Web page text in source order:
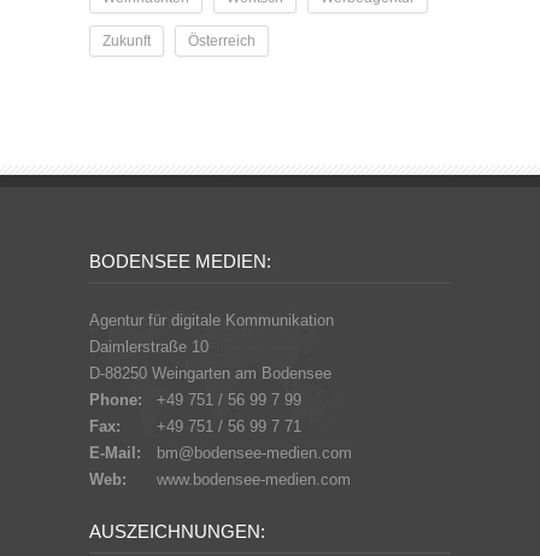
Zukunft Österreich
BODENSEE MEDIEN:
Agentur für digitale Kommunikation
Daimlerstraße 10
D-88250 Weingarten am Bodensee
Phone:
+49 751 / 56 99 7 99
Fax:
+49 751 / 56 99 7 71
E-Mail:
bm@bodensee-medien.com
Web:
www.bodensee-medien.com
AUSZEICHNUNGEN: